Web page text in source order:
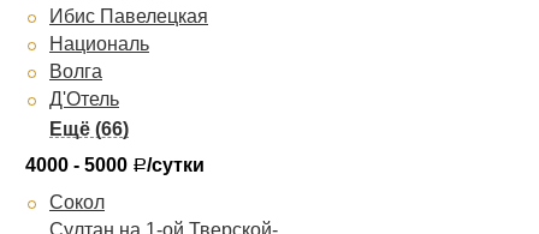
Ибис Павелецкая
Националь
Волга
Д'Отель
Парк Тауэр
Рэдиссон Блу Белорусская
Crowne Plaza
Бентлей
4000 - 5000 Р/сутки
Сокол
Султан на 1-ой Тверской-